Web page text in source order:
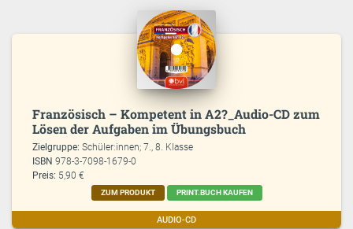
Französisch – Kompetent in A2?_Audio-CD zum
Lösen der Aufgaben im Übungsbuch
Zielgruppe:Schüler:innen; 7., 8. Klasse
ISBN978-3-7098-1679-0
Preis: 5,90 €
ZUM PRODUKT PRINT.BUCH KAUFEN
AUDIO-CD